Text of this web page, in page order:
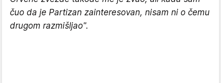
čuo da je Partizan zainteresovan, nisam ni o čemu
drugom razmišljao".